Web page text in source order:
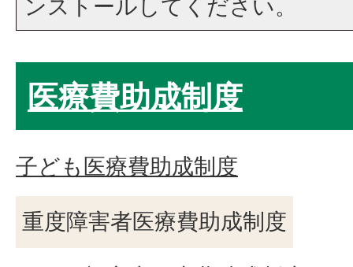
ンストールしてください。
医療費助成制度
子ども医療費助成制度
重度障害者医療費助成制度